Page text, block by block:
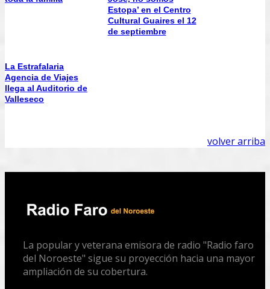
Estopa’ en el Centro
Cultural Guaires el 12
de septiembre
La Estrafalaria
Agencia de Viajes
llega al Auditorio de
Valleseco
volver arriba
La popular y veterana emisora de radio "Radio faro
del Noroeste" sigue su proyección hacia una mayor
ampliación de su cobertura.